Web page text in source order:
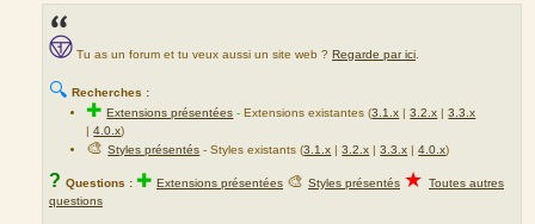
Tu as un forum et tu veux aussi un site web ? Regarde par ici
🔍 Recherches :
✚Extensions présentées -Extensions existantes (3.1.x |3.2.x |3.3.x
|4.0.x)
🎨Styles présentés - Styles existants (3.1.x |3.2.x |3.3.x |4.0.x)
? Questions : ✚ Extensions présentées 🎨 Styles présentés ★ Toutes autres
questions